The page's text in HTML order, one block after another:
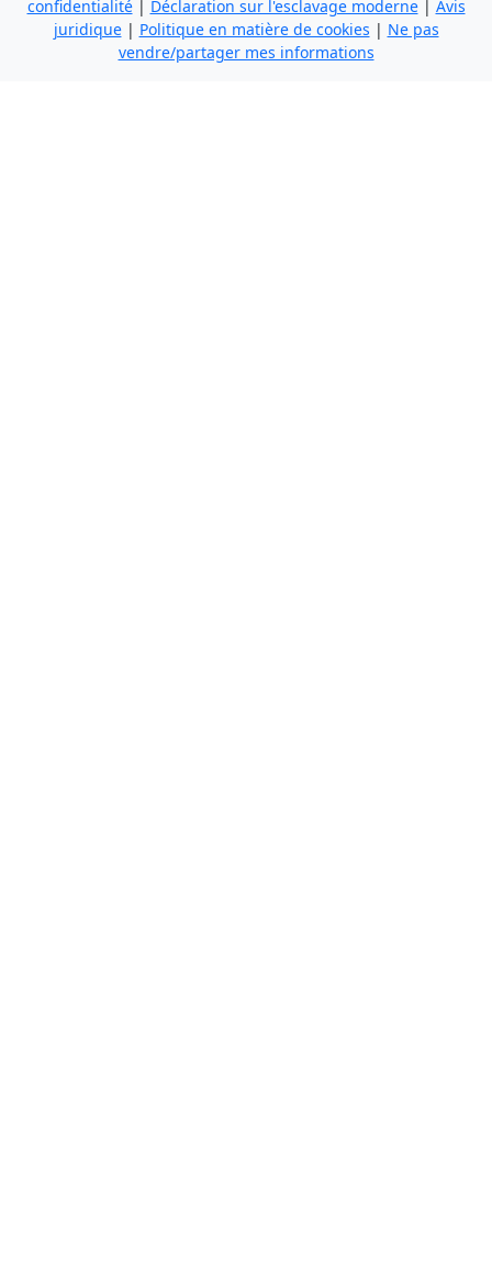
confidentialité| Déclaration sur l'esclavage moderne| Avis
juridique| Politique en matière de cookies | Ne pas
vendre/partager mes informations